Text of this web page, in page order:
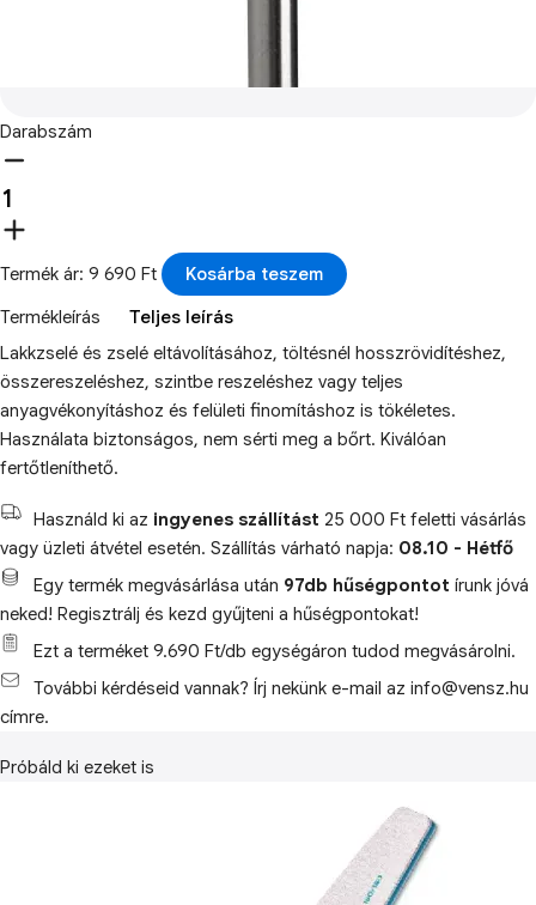
Darabszám
Termék ár: 9 690 Ft
Kosárba teszem
Termékleírás
Teljes leírás
Lakkzselé és zselé eltávolításához, töltésnél hosszrövidítéshez,
összereszeléshez, szintbe reszeléshez vagy teljes
anyagvékonyításhoz és felületi finomításhoz is tökéletes.
Használata biztonságos, nem sérti meg a bőrt. Kiválóan
fertőtleníthető.
Használd ki az ingyenes szállítást 25 000 Ft feletti vásárlás
vagy üzleti átvétel esetén. Szállítás várható napja: 08.10 - Hétfő
Egy termék megvásárlása után 97db hűségpontot írunk jóvá
neked! Regisztrálj és kezd gyűjteni a hűségpontokat!
Ezt a terméket 9.690 Ft/db egységáron tudod megvásárolni.
További kérdéseid vannak? Írj nekünk e-mail az info@vensz.hu
címre.
Próbáld ki ezeket is